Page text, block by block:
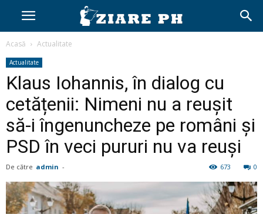
Acasă Actualitate
Actualitate
Klaus Iohannis, în dialog cu
cetățenii: Nimeni nu a reușit
să-i îngenuncheze pe români și
PSD în veci pururi nu va reuși
De către admin - 0
673